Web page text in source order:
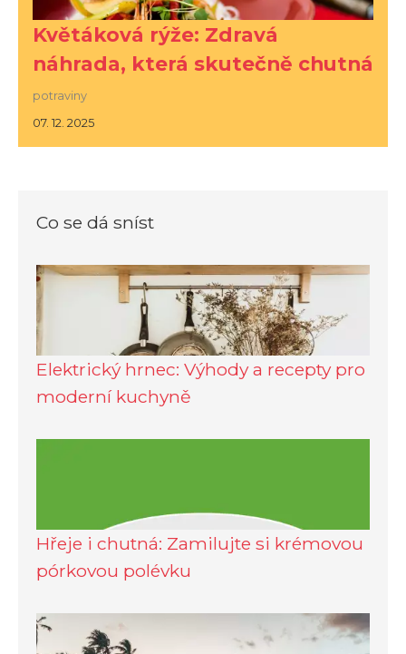
Květáková rýže: Zdravá
náhrada, která skutečně chutná
potraviny
07. 12. 2025
Co se dá sníst
Elektrický hrnec: Výhody a recepty pro
moderní kuchyně
Hřeje i chutná: Zamilujte si krémovou
pórkovou polévku